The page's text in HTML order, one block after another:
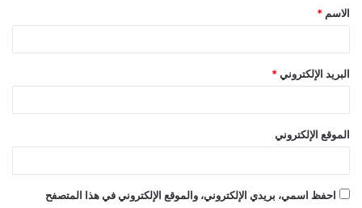
*
الاسم *
البريد الإلكتروني *
الموقع الإلكتروني
احفظ اسمي، بريدي الإلكتروني، والموقع الإلكتروني في هذا المتصفح